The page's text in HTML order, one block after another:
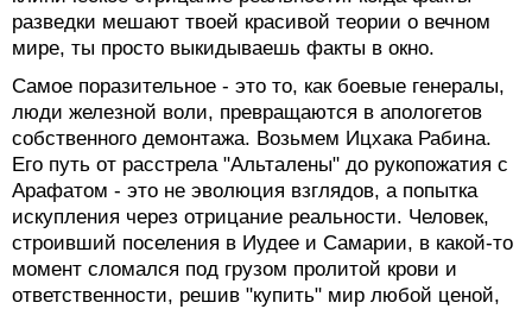
разведки мешают твоей красивой теории о вечном
мире, ты просто выкидываешь факты в окно.
Самое поразительное - это то, как боевые генералы,
люди железной воли, превращаются в апологетов
собственного демонтажа. Возьмем Ицхака Рабина.
Его путь от расстрела "Альталены" до рукопожатия с
Арафатом - это не эволюция взглядов, а попытка
искупления через отрицание реальности. Человек,
строивший поселения в Иудее и Самарии, в какой-то
момент сломался под грузом пролитой крови и
ответственности, решив "купить" мир любой ценой,